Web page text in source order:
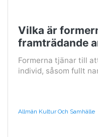
Vilka är
framträdande
Formerna tjänar till
individ, såsom fullt
Allmän Kultur Och Samhälle